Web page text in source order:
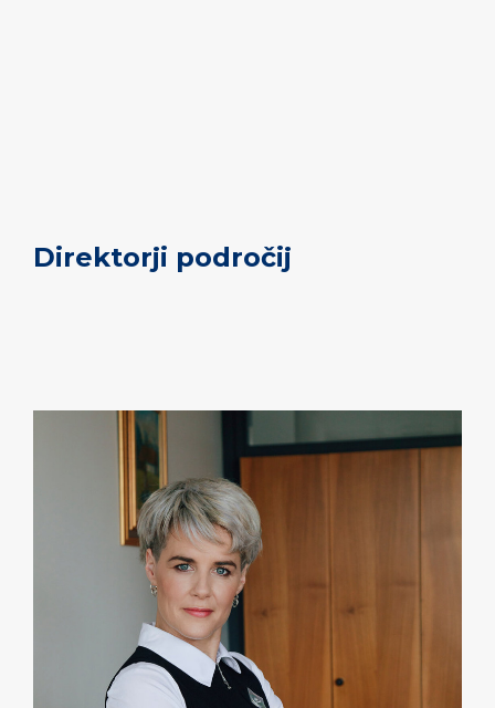
Direktorji področij